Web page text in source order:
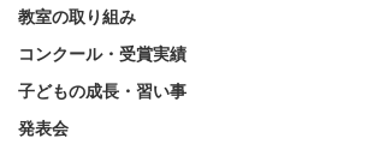
教室の取り組み
コンクール・受賞実績
子どもの成長・習い事
発表会